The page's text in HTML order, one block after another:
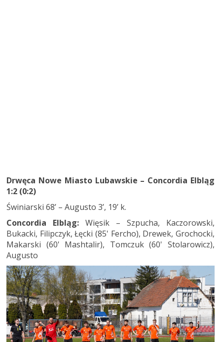
Drwęca Nowe Miasto Lubawskie – Concordia Elbląg
1:2 (0:2)
Świniarski 68’ – Augusto 3’, 19’ k.
Concordia Elbląg: Więsik – Szpucha, Kaczorowski,
Bukacki, Filipczyk, Łęcki (85' Fercho), Drewek, Grochocki,
Makarski (60' Mashtalir), Tomczuk (60' Stolarowicz),
Augusto